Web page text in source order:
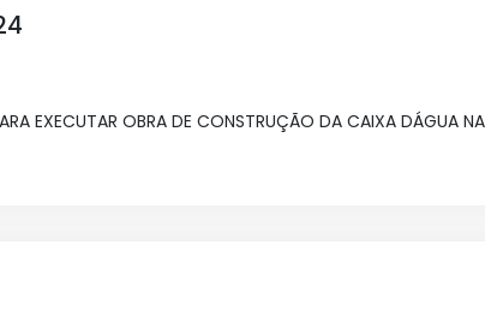
EXECUTAR OBRA DE CONSTRUÇÃO DA CAIXA DÁGUA